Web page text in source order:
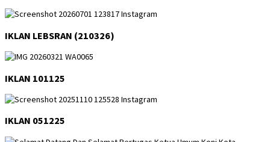
IKLAN LEBSRAN (210326)
IKLAN 101125
IKLAN 051225